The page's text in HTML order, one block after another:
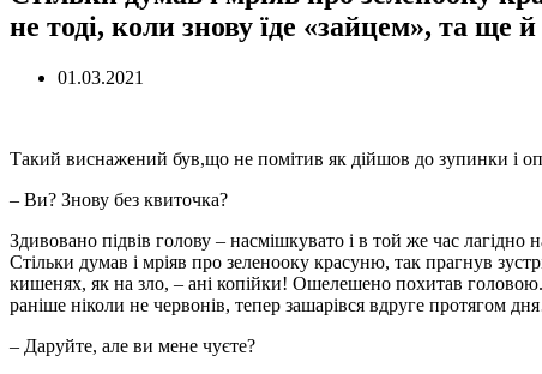
не тоді, коли знову їде «зайцем», та ще
01.03.2021
Такий виснажений був,що не помітив як дійшов до зупинки і
– Ви? Знову без квиточка?
Здивовано підвів голову – насмішкувато і в той же час
Стільки думав і мріяв про зеленооку красуню, так прагнув
кишенях, як на зло, – ані копійки! Ошелешено похитав
раніше ніколи не червонів, тепер зашарівся вдруге протягом
– Даруйте, але ви мене чуєте?